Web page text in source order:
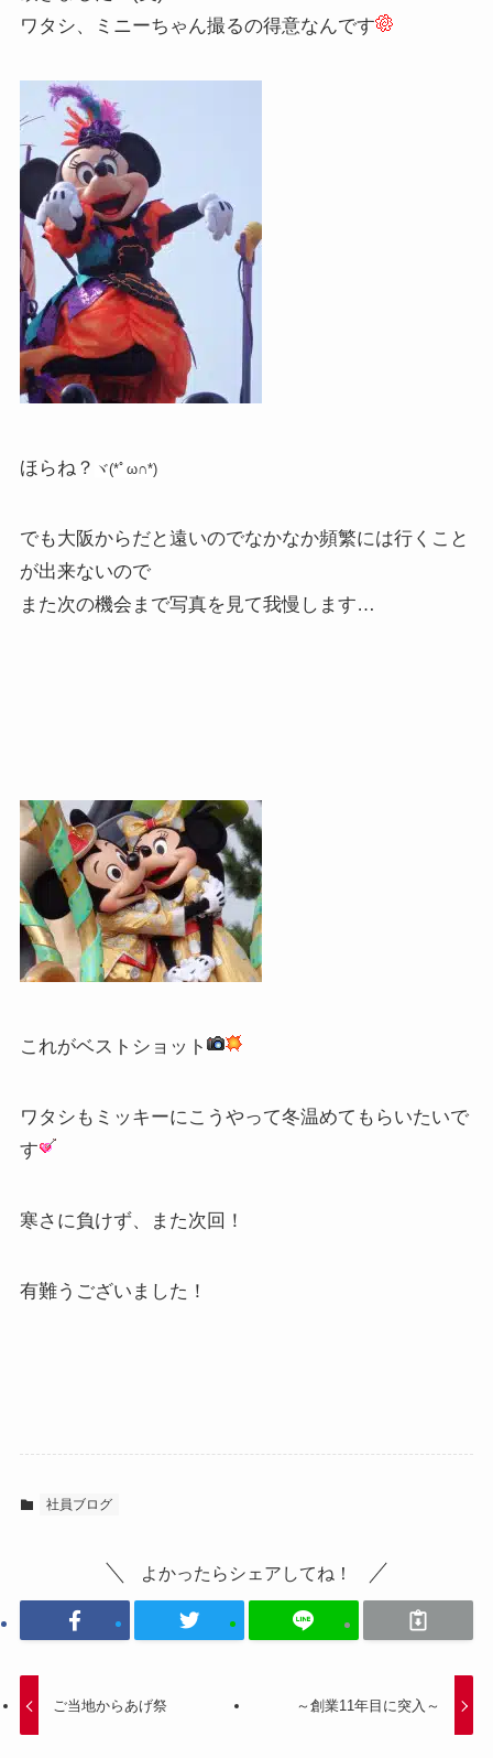
ワタシ、ミニーちゃん撮るの得意なんです
ほらね？ ヾ(*ﾟω∩*)
でも大阪からだと遠いのでなかなか頻繁には行くこと
が出来ないので
また次の機会まで写真を見て我慢します…
これがベストショット
ワタシもミッキーにこうやって冬温めてもらいたいで
す
寒さに負けず、また次回！
有難うございました！
社員ブログ
よかったらシェアしてね！
ご当地からあげ祭 ～創業11年目に突入～